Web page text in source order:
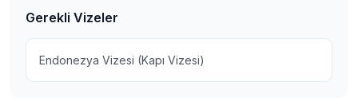
Gerekli Vizeler
Endonezya Vizesi (Kapı Vizesi)